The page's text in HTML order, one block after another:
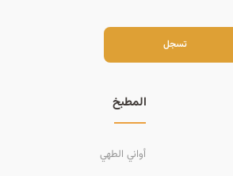
تسجل
المطبخ
أواني الطهي